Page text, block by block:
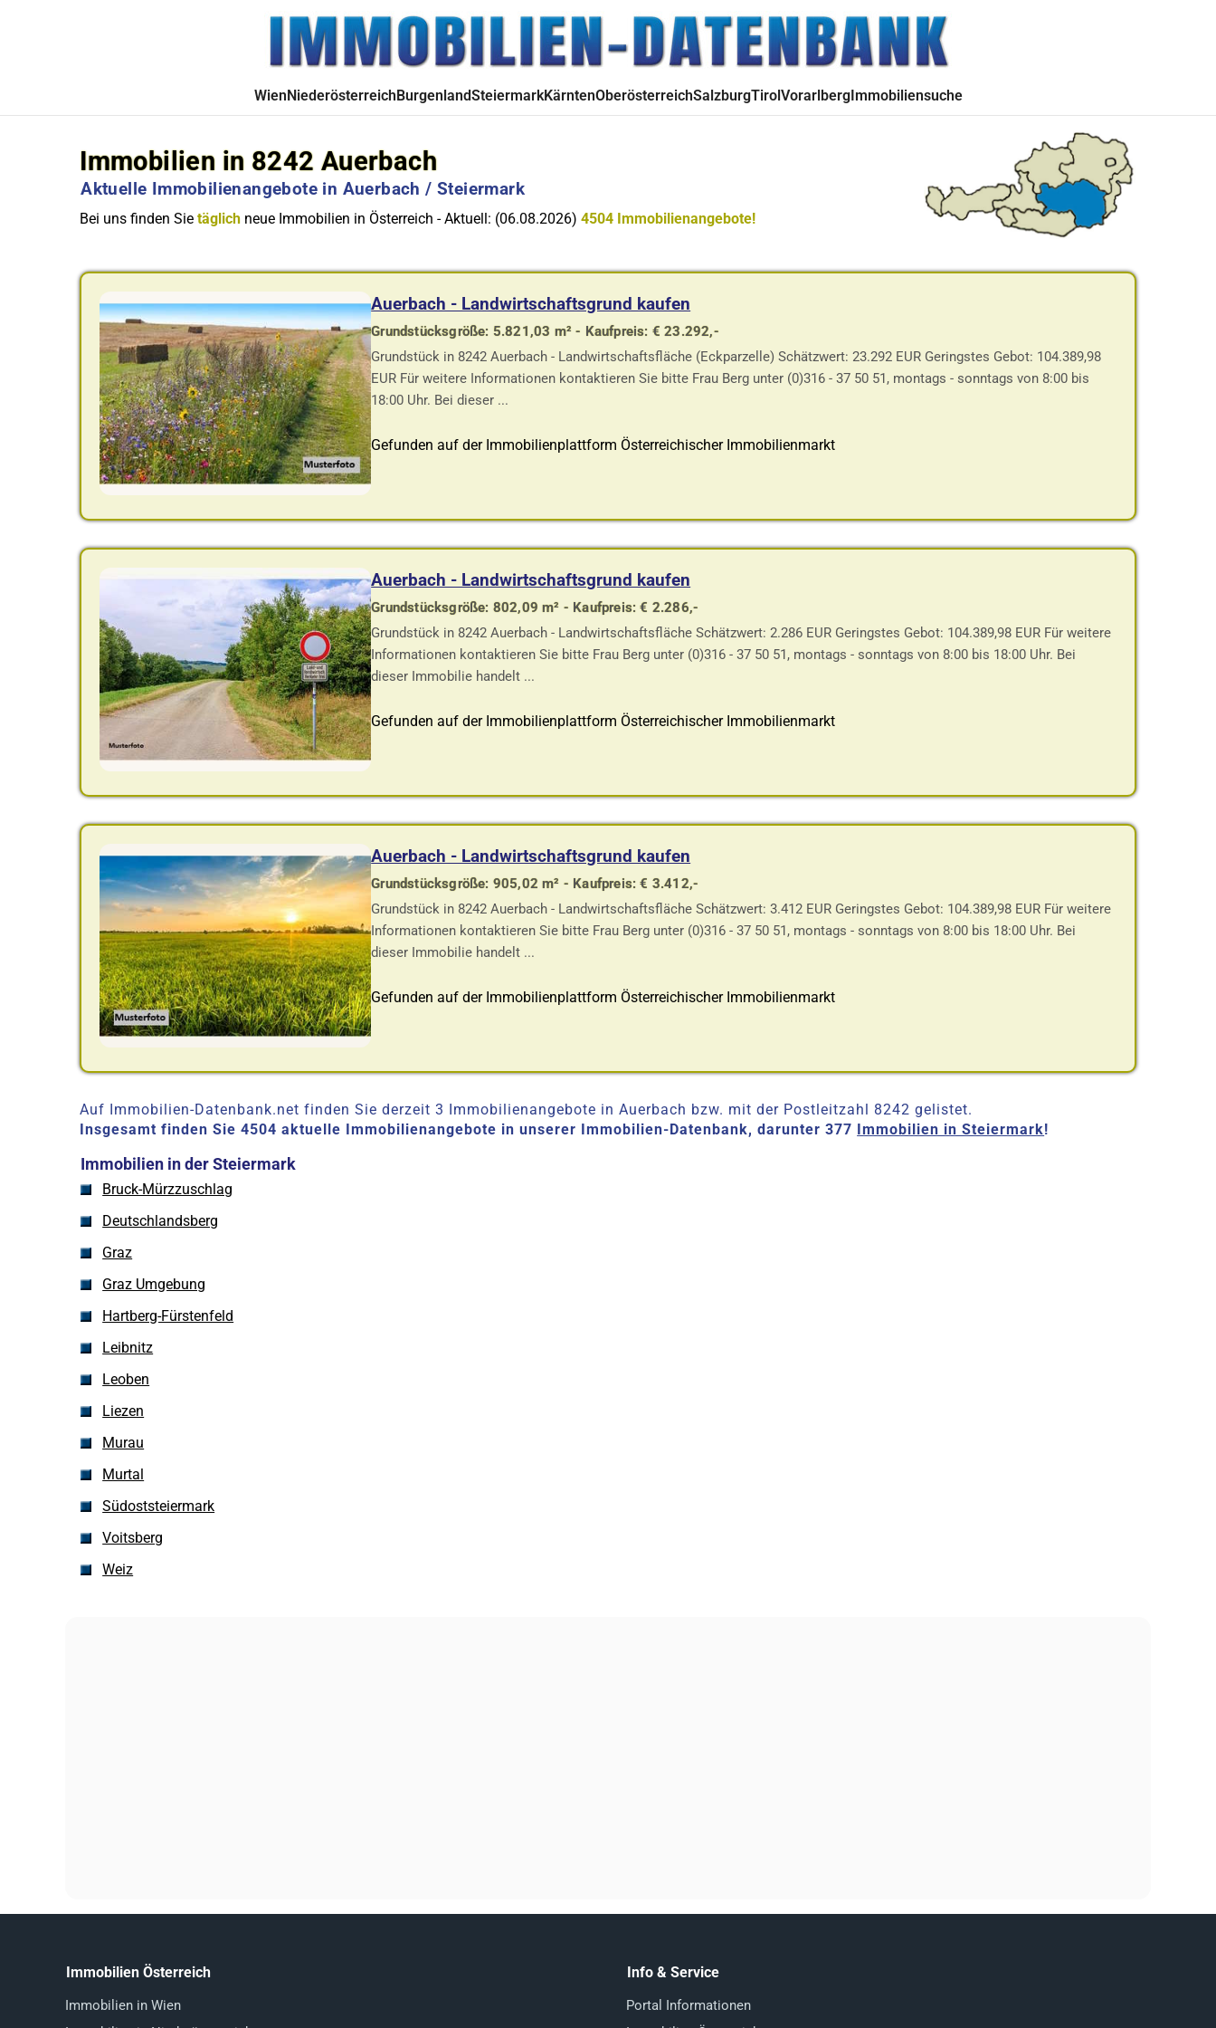
WienNiederösterreichBurgenlandSteiermarkKärntenOberösterreichSalzburgTirolVorarlbergImmobiliensuche
Immobilien in 8242 Auerbach
Aktuelle Immobilienangebote in Auerbach / Steiermark
Bei uns finden Sietäglich neue Immobilien in Österreich - Aktuell: (06.08.2026)4504 Immobilienangebote!
Auerbach - Landwirtschaftsgrund kaufen
Grundstücksgröße: 5.821,03 m² - Kaufpreis: € 23.292,-
Grundstück in 8242 Auerbach - Landwirtschaftsfläche (Eckparzelle) Schätzwert: 23.292 EUR Geringstes Gebot: 104.389,98
EUR Für weitere Informationen kontaktieren Sie bitte Frau Berg unter (0)316 - 37 50 51, montags - sonntags von 8:00 bis
18:00 Uhr. Bei dieser ...
Gefunden auf der Immobilienplattform Österreichischer Immobilienmarkt
Auerbach - Landwirtschaftsgrund kaufen
Grundstücksgröße: 802,09 m² - Kaufpreis: € 2.286,-
Grundstück in 8242 Auerbach - Landwirtschaftsfläche Schätzwert: 2.286 EUR Geringstes Gebot: 104.389,98 EUR Für weitere
Informationen kontaktieren Sie bitte Frau Berg unter (0)316 - 37 50 51, montags - sonntags von 8:00 bis 18:00 Uhr. Bei
dieser Immobilie handelt ...
Gefunden auf der Immobilienplattform Österreichischer Immobilienmarkt
Auerbach - Landwirtschaftsgrund kaufen
Grundstücksgröße: 905,02 m² - Kaufpreis: € 3.412,-
Grundstück in 8242 Auerbach - Landwirtschaftsfläche Schätzwert: 3.412 EUR Geringstes Gebot: 104.389,98 EUR Für weitere
Informationen kontaktieren Sie bitte Frau Berg unter (0)316 - 37 50 51, montags - sonntags von 8:00 bis 18:00 Uhr. Bei
dieser Immobilie handelt ...
Gefunden auf der Immobilienplattform Österreichischer Immobilienmarkt
Auf Immobilien-Datenbank.net finden Sie derzeit 3 Immobilienangebote in Auerbach bzw. mit der Postleitzahl 8242 gelistet.
Insgesamt finden Sie 4504 aktuelle Immobilienangebote in unserer Immobilien-Datenbank, darunter 377
Immobilien in Steiermark!
Immobilien in der Steiermark
Bruck-Mürzzuschlag
Deutschlandsberg
Graz
Graz Umgebung
Hartberg-Fürstenfeld
Leibnitz
Leoben
Liezen
Murau
Murtal
Südoststeiermark
Voitsberg
Weiz
Immobilien Österreich
Immobilien in Wien
Info & Service
Portal Informationen